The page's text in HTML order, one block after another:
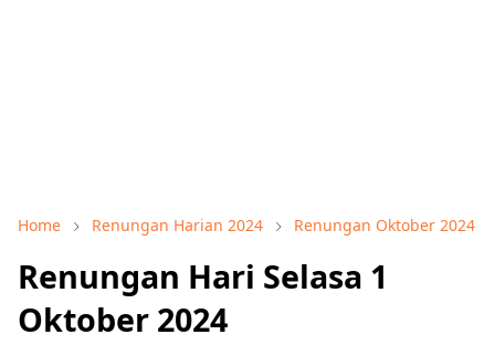
Home Renungan Harian 2024 Renungan Oktober 2024
Renungan Hari Selasa 1
Oktober 2024